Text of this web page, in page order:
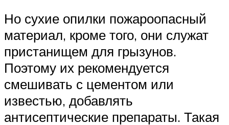
Но сухие опилки пожароопасный
материал, кроме того, они служат
пристанищем для грызунов.
Поэтому их рекомендуется
смешивать с цементом или
известью, добавлять
антисептические препараты. Такая